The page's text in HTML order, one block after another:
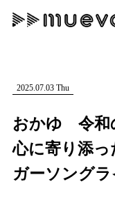
記事を検索する
"読者の声を形に
2025.07.03 Thu
おかゆ 令和
心に寄り添っ
ガーソング